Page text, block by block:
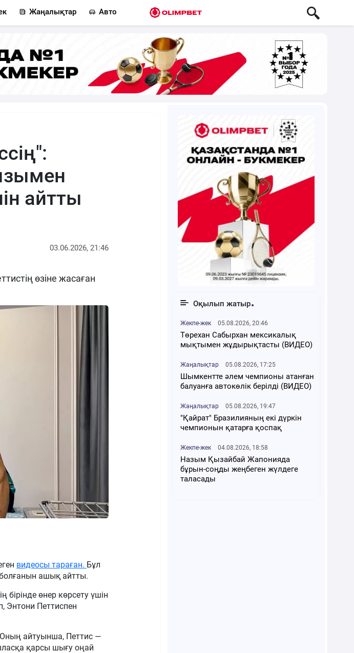
Жаңалықтар Авто
айтты
03.06.2026, 21:46
өзіне жасаған
видеосы тараған. Бұл
ашық айтты.
өнер көрсету үшін
Энтони Петтиспен
айтуынша, Петтис —
қарсы шығу оңай
Оқылып жатыр
Жекпе-жек 05.08.2026, 20:46
Төрехан Сабырхан мексикалық
мықтымен жұдырықтасты (ВИДЕО)
Жаңалықтар 05.08.2026, 17:25
Шымкентте әлем чемпионы атанған
балуанға автокөлік берілді (ВИДЕО)
Жаңалықтар 05.08.2026, 19:47
"Қайрат" Бразилияның екі дүркін
чемпионын қатарға қоспақ
Жекпе-жек 04.08.2026, 18:58
Назым Қызайбай Жапонияда
бұрын-соңды жеңбеген жүлдеге
таласады